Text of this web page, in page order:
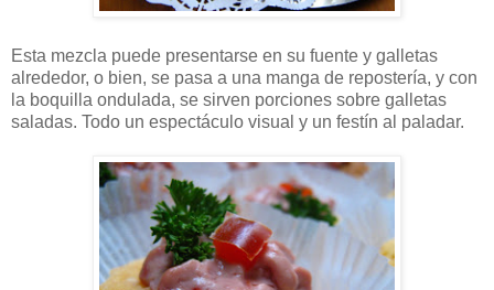
Esta mezcla puede presentarse en su fuente y galletas
alrededor, o bien, se pasa a una manga de repostería, y con
la boquilla ondulada, se sirven porciones sobre galletas
saladas. Todo un espectáculo visual y un festín al paladar.